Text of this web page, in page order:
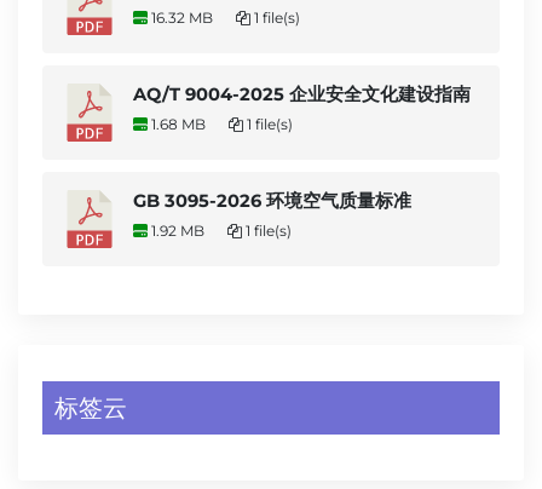
16.32 MB 1 file(s)
AQ/T 9004-2025 企业安全文化建设指南
1.68 MB 1 file(s)
GB 3095-2026 环境空气质量标准
1.92 MB 1 file(s)
标签云